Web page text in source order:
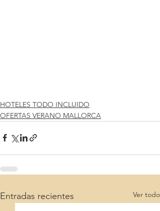
HOTELES TODO INCLUIDO
OFERTAS VERANO MALLORCA
Entradas recientes Ver todo